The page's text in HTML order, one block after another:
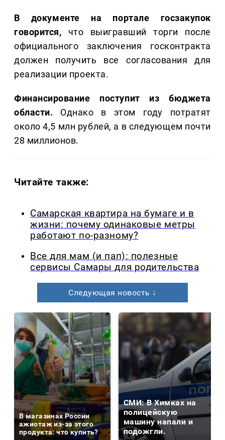
В документе на портале госзакупок
говорится, что выигравший торги после
официального заклю­чения госконтракта
должен получить все согласования для
реализации проекта.
Финансирование поступит из бюджета
области. Однако в этом году потратят
около 4,5 млн рублей, а в следующем почти
28 миллионов.
Читайте также:
Самарская квартира на бумаге и в
жизни: почему одинаковые метры
работают по-разному?
Все для мам (и пап): полезные
сервисы Самары для родительства
Следующая новость ↓
В магазинах России
ажиотаж из-за этого
продукта: что купить?
СМИ: В Химках на
полицейскую
машину напали и
подожгли.